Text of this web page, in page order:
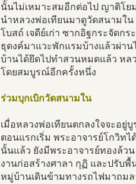
นั้นไม่เหมาะสมอีกต่อไป ญาติโย
นำหลวงพ่อเทียนมาดูวัดสนามใ
โบสถ์ เจดีย์เก่า ซากอิฐกระจัดก
ธุดงค์มาแวะพักแรมบ้างแล้วผ่า
บ้านได้ยึดไปทำสวนหมดแล้ว หล
โดยสมบูรณ์อีกครั้งหนึ่ง
ร่วมบุกเบิกวัดสนามใน
เมื่อหลวงพ่อเทียนตกลงใจจะอยู่
ตอนแรกเริ่ม พระอาจารย์โกวิท
นั้นแล้ว ยังมีพระอาจารย์ทองล้ว
งานก่อสร้างศาลา กุฏิ และปรับ
หมู่บ้านเดินข้ามทางรถไฟมาถมล